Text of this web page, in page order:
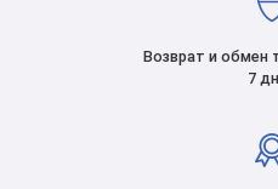
Возврат и обмен
7